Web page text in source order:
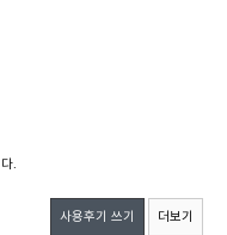
.
사용후기 쓰기 더보기